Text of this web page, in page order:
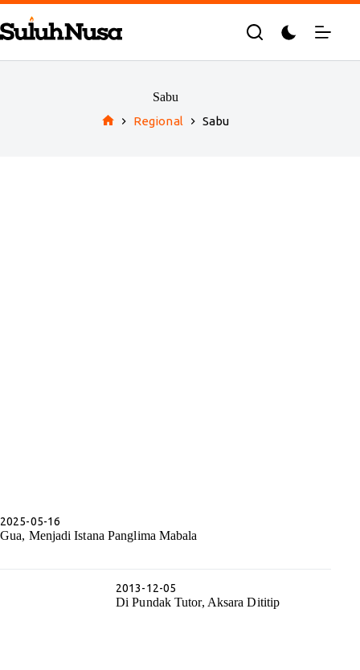
Skip
to
content
Sabu
Regional Sabu
2025-05-16
Gua, Menjadi Istana Panglima Mabala
2013-12-05
Di Pundak Tutor, Aksara Dititip